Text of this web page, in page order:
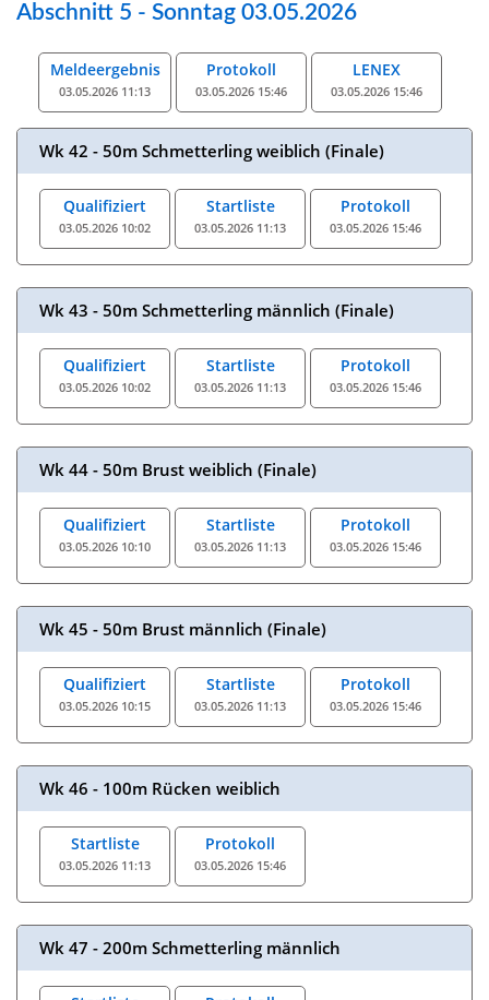
Abschnitt 5 - Sonntag 03.05.2026
Meldeergebnis
03.05.2026 11:13
Protokoll
03.05.2026 15:46
LENEX
03.05.2026 15:46
Wk 42 - 50m Schmetterling weiblich (Finale)
Qualifiziert
03.05.2026 10:02
Startliste
03.05.2026 11:13
Protokoll
03.05.2026 15:46
Wk 43 - 50m Schmetterling männlich (Finale)
Qualifiziert
03.05.2026 10:02
Startliste
03.05.2026 11:13
Protokoll
03.05.2026 15:46
Wk 44 - 50m Brust weiblich (Finale)
Qualifiziert
03.05.2026 10:10
Startliste
03.05.2026 11:13
Protokoll
03.05.2026 15:46
Wk 45 - 50m Brust männlich (Finale)
Qualifiziert
03.05.2026 10:15
Startliste
03.05.2026 11:13
Protokoll
03.05.2026 15:46
Wk 46 - 100m Rücken weiblich
Startliste
03.05.2026 11:13
Protokoll
03.05.2026 15:46
Wk 47 - 200m Schmetterling männlich